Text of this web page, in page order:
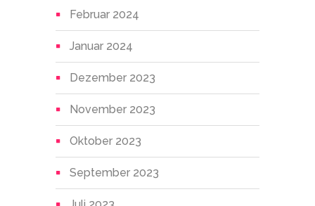
Februar 2024
Januar 2024
Dezember 2023
November 2023
Oktober 2023
September 2023